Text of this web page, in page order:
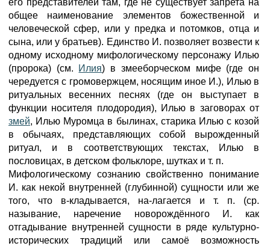
его представителей там, где не существует запрета на
общее наименование элементов божественной и
человеческой сфер, или у предка и потомков, отца и
сына, или у братьев). Единство И. позволяет возвести к
одному исходному мифологическому персонажу Илью
(пророка) (см. Илия) в змееборческом мифе (где он
чередуется с громовержцем, носящим иное И.), Илью в
ритуальных весенних песнях (где он выступает в
функции носителя плодородия), Илью в заговорах от
змей, Илью Муромца в былинах, старика Илью с козой
в обычаях, представляющих собой вырожденный
ритуал, и в соответствующих текстах, Илью в
пословицах, в детском фольклоре, шутках и т. п.
Мифологическому сознанию свойственно понимание
И. как некой внутренней (глубинной) сущности или же
того, что в-кладывается, на-лагается и т. п. (ср.
называние, наречение новорождённого И. как
отгадывание внутренней сущности в ряде культурно-
исторических традиций или самоё возможность